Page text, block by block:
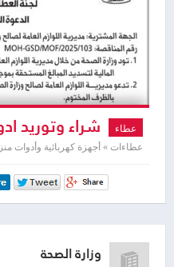
عطاء شراء وتوريد
2025
عطاءات » أجهزة كهربائية وأدوات
وزارة الصحة